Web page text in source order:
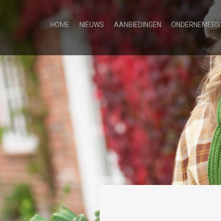
HOME NIEUWS AANBIEDINGEN ONDERNEMERS